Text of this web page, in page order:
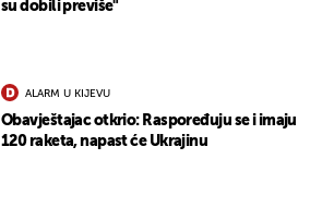
su dobili previše"
ALARM U KIJEVU
Obavještajac otkrio: Raspoređuju se i imaju
120 raketa, napast će Ukrajinu